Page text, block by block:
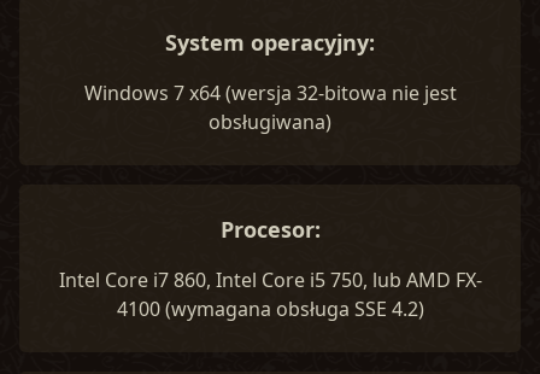
System operacyjny:
Windows 7 x64 (wersja 32-bitowa nie jest
obsługiwana)
Procesor:
Intel Core i7 860, Intel Core i5 750, lub AMD FX-
4100 (wymagana obsługa SSE 4.2)